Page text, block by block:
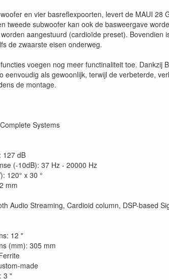
en vier basreflexpoorten, levert de MAUI 28
tweede subwoofer kan ook de basweergave
aangestuurd (cardioïde preset).
de zwaarste eisen onderweg.
voegen nog meer functinaliteit toe. Dankzij
eenvoudig als gewoonlijk, terwijl de verbeterde,
de montage.
Systems
127 dB
(-10dB): 37 Hz - 20000 Hz
120° x 30 °
mm
Audio Streaming, Cardioid column, DSP-based
12 "
(mm): 305 mm
made
3 "